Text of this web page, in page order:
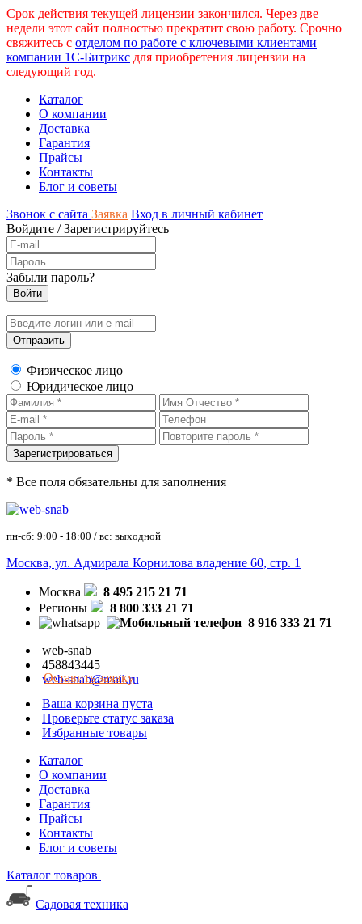
Срок действия текущей лицензии закончился. Через две
недели этот сайт полностью прекратит свою работу. Срочно
свяжитесь с отделом по работе с ключевыми клиентами
компании 1С-Битрикс для приобретения лицензии на
следующий год.
Каталог
О компании
Доставка
Гарантия
Прайсы
Контакты
Блог и советы
Звонок с сайта Заявка Вход в личный кабинет
Войдите /Зарегистрируйтесь
Забыли пароль?
Физическое лицо
Юридическое лицо
* Все поля обязательны для заполнения
пн-сб: 9:00 - 18:00 / вс: выходной
Москва, ул. Адмирала Корнилова владение 60, стр. 1
Москва
8 495 215 21 71
Регионы
8 800 333 21 71
8 916 333 21 71
web-snab
458843445
web-snab@mail.ru
Оставить заявку
Ваша корзина пуста
Проверьте статус заказа
Избранные товары
Каталог
О компании
Доставка
Гарантия
Прайсы
Контакты
Блог и советы
Каталог товаров
Садовая техника